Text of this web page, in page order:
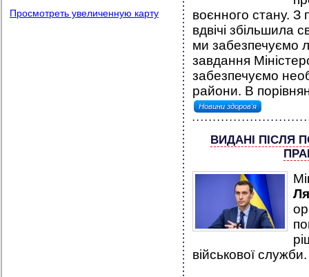
Просмотреть увеличенную карту
воєнного стану. З
вдвічі збільшила
ми забезпечуємо
завдання
забезпечуємо
райони. В
Новини здоров'я
ВИДАНІ ПІСЛЯ
військової служби.